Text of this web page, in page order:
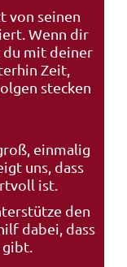
von seinen
Wenn dir
du mit deiner
Zeit,
stecken
einmalig
uns, dass
ist.
den
dabei, dass